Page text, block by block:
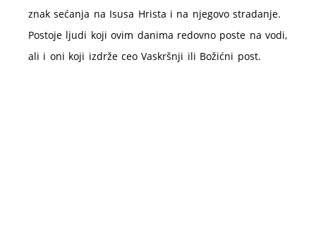
znak sećanja na Isusa Hrista i na njegovo stradanje.
Postoje ljudi koji ovim danima redovno poste na vodi,
ali i oni koji izdrže ceo Vaskršnji ili Božićni post.